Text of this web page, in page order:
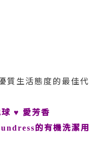
質生活態度的最佳代
♥ 愛芳香
的有機洗潔用